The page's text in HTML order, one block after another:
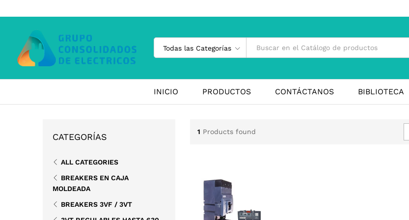
Todas las Categorías
INICIO PRODUCTOS CONTÁCTANOS BIBLIOTECA
1 Products found
CATEGORÍAS
ALL CATEGORIES
BREAKERS EN CAJA
MOLDEADA
BREAKERS 3VF / 3VT